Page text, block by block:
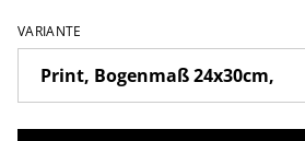
VARIANTE